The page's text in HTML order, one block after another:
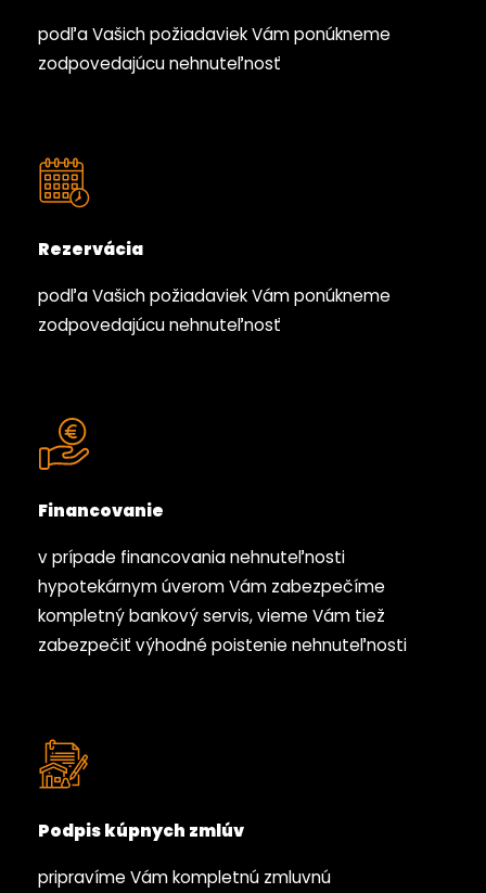
podľa Vašich požiadaviek Vám ponúkneme
zodpovedajúcu nehnuteľnosť
Rezervácia
podľa Vašich požiadaviek Vám ponúkneme
zodpovedajúcu nehnuteľnosť
Financovanie
v prípade financovania nehnuteľnosti
hypotekárnym úverom Vám zabezpečíme
kompletný bankový servis, vieme Vám tiež
zabezpečiť výhodné poistenie nehnuteľnosti
Podpis kúpnych zmlúv
pripravíme Vám kompletnú zmluvnú